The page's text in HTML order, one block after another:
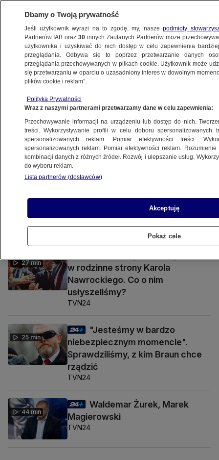
BIZNES
Z KRAJU
14.06.2013, 12:03
Udostępnij
W przyszłym roku do co najmniej 1680 złotych ma
wzrosnąćpłaca minimalna
minimalną. Rozmowa z prezesem Impela,
Grzegorzem Dzikiem.
ZOBACZ TAKŻE:
27 min
w rodzinne strony Karola
Nawrockiego. Co o nim
usłyszeliśmy?
TVN24
25 min
"Jesteśmy w bardzo
niebezpiecznym momencie".
Sprawdziliśmy, z kim Braun chce
rządzić
TVN24
44 min
Waldemar Żurek, Marek
Magierowski
TVN24
Dbamy o Twoją prywatność
Jeśli użytkownik wyrazi na to zgodę, my, naszepodmioty
Partnerów IAB oraz30 innych Zaufanych Partnerów może
użytkownika i uzyskiwać do nich dostęp w celu zapewnienia
przeglądania. Odbywa się to poprzez przetwarzanie danych
przeglądania przechowywanych w plikach cookie. Użytkownik może
się przetwarzaniu w oparciu o uzasadniony interes w dowolnym
plików cookie i reklam”.
Polityka Prywatności
Wraz z naszymi partnerami przetwarzamy dane w celu zapewnienia:
Przechowywanie informacji na urządzeniu lub dostęp do nich.
treści. Wykorzystywanie profili w celu doboru spersonalizowanych
spersonalizowanych reklam. Pomiar efektywności treści.
spersonalizowanych reklam. Pomiar efektywności reklam.
kombinacji danych z różnych źródeł. Rozwój i ulepszanie usług.
do wyboru reklam.
Lista partnerów (dostawców)
Akceptuję
Pokaż cele